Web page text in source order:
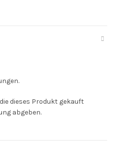
dieses Produkt gekauft
abgeben.